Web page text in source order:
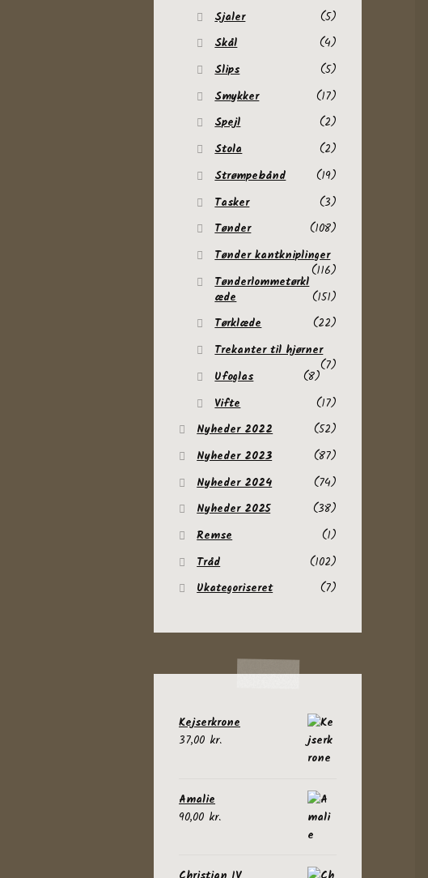
Sjaler
(5)
Skål
(4)
Slips
(5)
Smykker
(17)
Spejl
(2)
Stola
(2)
Strømpebånd
(19)
Tasker
(3)
Tønder
(108)
Tønder kantkniplinger
(116)
Tønderlommetørkl
æde
(151)
Tørklæde
(22)
Trekanter til hjørner
(7)
Ufoglas
(8)
Vifte
(17)
Nyheder 2022
(52)
Nyheder 2023
(87)
Nyheder 2024
(74)
Nyheder 2025
(38)
Remse
(1)
Tråd
(102)
Ukategoriseret
(7)
Kejserkrone
37,00 kr.
Amalie
90,00 kr.